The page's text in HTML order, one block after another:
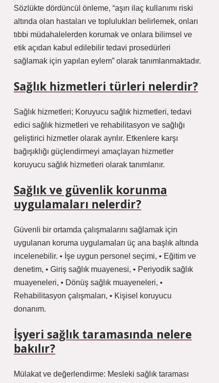
Sözlükte dördüncül önleme, “aşırı ilaç kullanımı riski
altında olan hastaları ve toplulukları belirlemek, onları
tıbbi müdahalelerden korumak ve onlara bilimsel ve
etik açıdan kabul edilebilir tedavi prosedürleri
sağlamak için yapılan eylem” olarak tanımlanmaktadır.
Sağlık hizmetleri türleri nelerdir?
Sağlık hizmetleri; Koruyucu sağlık hizmetleri, tedavi
edici sağlık hizmetleri ve rehabilitasyon ve sağlığı
geliştirici hizmetler olarak ayrılır. Etkenlere karşı
bağışıklığı güçlendirmeyi amaçlayan hizmetler
koruyucu sağlık hizmetleri olarak tanımlanır.
Sağlık ve güvenlik korunma
uygulamaları nelerdir?
Güvenli bir ortamda çalışmalarını sağlamak için
uygulanan koruma uygulamaları üç ana başlık altında
incelenebilir. • İşe uygun personel seçimi, • Eğitim ve
denetim, • Giriş sağlık muayenesi, • Periyodik sağlık
muayeneleri, • Dönüş sağlık muayeneleri, •
Rehabilitasyon çalışmaları, • Kişisel koruyucu
donanım.
İşyeri sağlık taramasında nelere
bakılır?
Mülakat ve değerlendirme: Mesleki sağlık taraması